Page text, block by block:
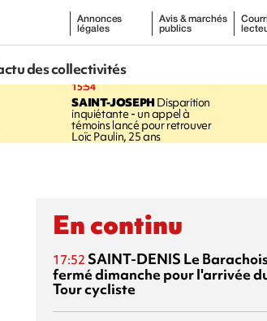
Annonces
légales
Avis & marchés
publics
des collectivités
15:54
SAINT-JOSEPHDisparition
inquiétante - un appel à
témoins lancé pour retrouver
Loïc Paulin, 25 ans
En continu
17:52 SAINT-DENIS Le
fermé dimanche pour l'arrivée
Tour cycliste